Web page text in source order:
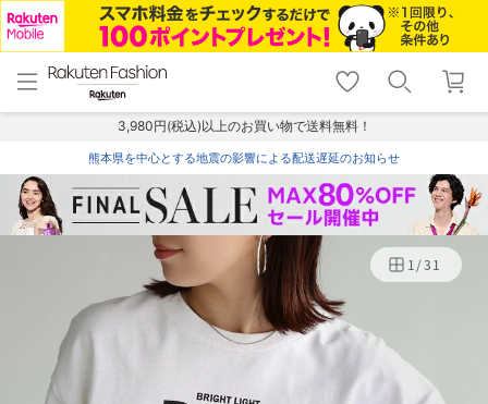
menu home
トップ
shopping_cart lock_outline
ログイン
3,980円(税込)以上のお買い物で送料無料！
熊本県を中心とする地震の影響による配送遅延のお知らせ
1/31